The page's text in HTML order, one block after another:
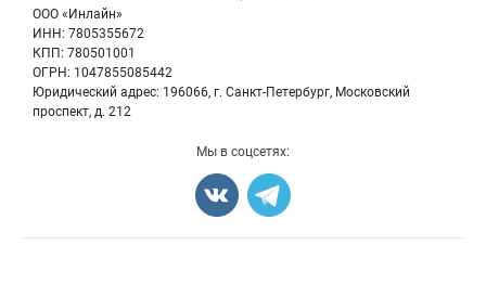
ООО «Инлайн»
ИНН: 7805355672
КПП: 780501001
ОГРН: 1047855085442
Юридический адрес: 196066, г. Санкт-Петербург, Московский
проспект, д. 212
Вакансии
Мы в соцсетях: